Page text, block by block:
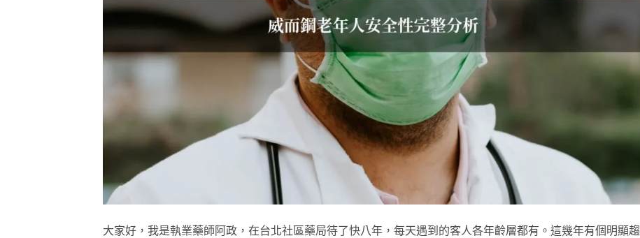
大家好，我是執業藥師阿政，在台北社區藥局待了快八年，每天遇到的客人各年齡層都有。這幾年有個明顯趨